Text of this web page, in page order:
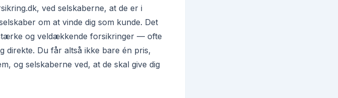
ved selskaberne, at de er i
om at vinde dig som kunde. Det
og veldækkende forsikringer — ofte
direkte. Du får altså ikke bare én pris,
og selskaberne ved, at de skal give dig